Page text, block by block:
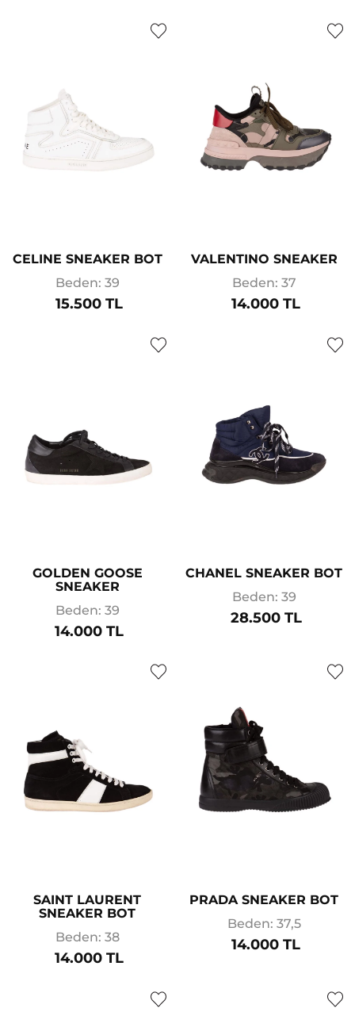
CELINE SNEAKER BOT
Beden: 39
15.500 TL
VALENTINO SNEAKER
Beden: 37
14.000 TL
GOLDEN GOOSE
SNEAKER
Beden: 39
14.000 TL
CHANEL SNEAKER BOT
Beden: 39
28.500 TL
SAINT LAURENT
SNEAKER BOT
Beden: 38
14.000 TL
PRADA SNEAKER BOT
Beden: 37,5
14.000 TL